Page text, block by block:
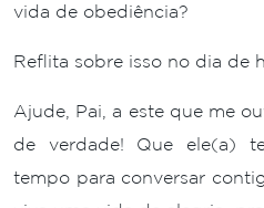
vida de obediência?
Reflita sobre isso no dia de
Ajude, Pai, a este que me
de verdade! Que ele(a)
tempo para conversar